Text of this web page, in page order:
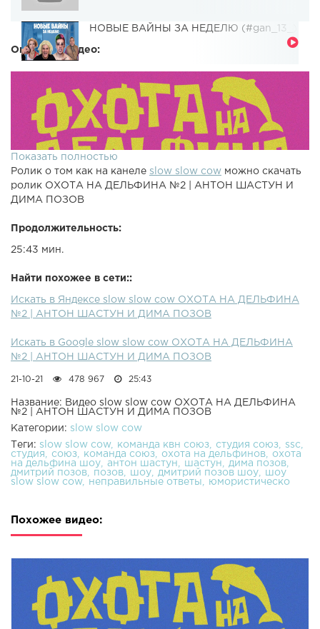
НОВЫЕ ВАЙНЫ ЗА НЕДЕЛЮ (#gan_13_)
Описание видео:
Показать полностью
Ролик о том как на канеле slow slow cow можно скачать
ролик ОХОТА НА ДЕЛЬФИНА №2 | АНТОН ШАСТУН И
ДИМА ПОЗОВ
Продолжительность:
25:43 мин.
Найти похожее в сети::
Искать в Яндексе slow slow cow ОХОТА НА ДЕЛЬФИНА
№2 | АНТОН ШАСТУН И ДИМА ПОЗОВ
Искать в Google slow slow cow ОХОТА НА ДЕЛЬФИНА
№2 | АНТОН ШАСТУН И ДИМА ПОЗОВ
21-10-21 478 967 25:43
Название: Видео slow slow cow ОХОТА НА ДЕЛЬФИНА
№2 | АНТОН ШАСТУН И ДИМА ПОЗОВ
Категории: slow slow cow
Теги: slow slow cow команда квн союз студия союз
ssc
студия
союз команда союз охота на дельфинов
охота
на дельфина шоу
антон шастун шастун
дима позов
дмитрий позов
позов шоу дмитрий позов шоу
шоу
slow slow cow
неправильные ответы юмористическо
Похожее видео: